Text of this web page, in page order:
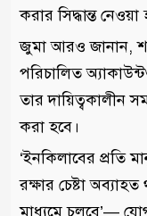
করার সিদ্ধান্ত নেওয়া
জুমা আরও জানান,
পরিচালিত
তার দায়িত্বকালীন
করা হবে।
‘ইনকিলাবের প্রতি
রক্ষার চেষ্টা
মাধ্যমে চলবে’—